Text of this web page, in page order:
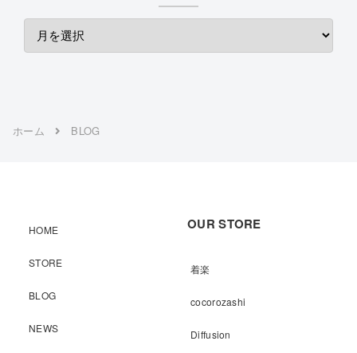
ホーム BLOG
HOME
STORE
BLOG
NEWS
OUR STORE
着楽
cocorozashi
Diffusion